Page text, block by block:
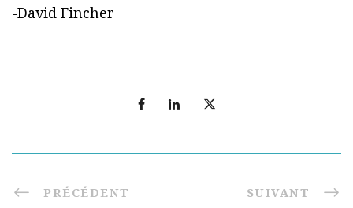
-David Fincher
PRÉCÉDENT SUIVANT